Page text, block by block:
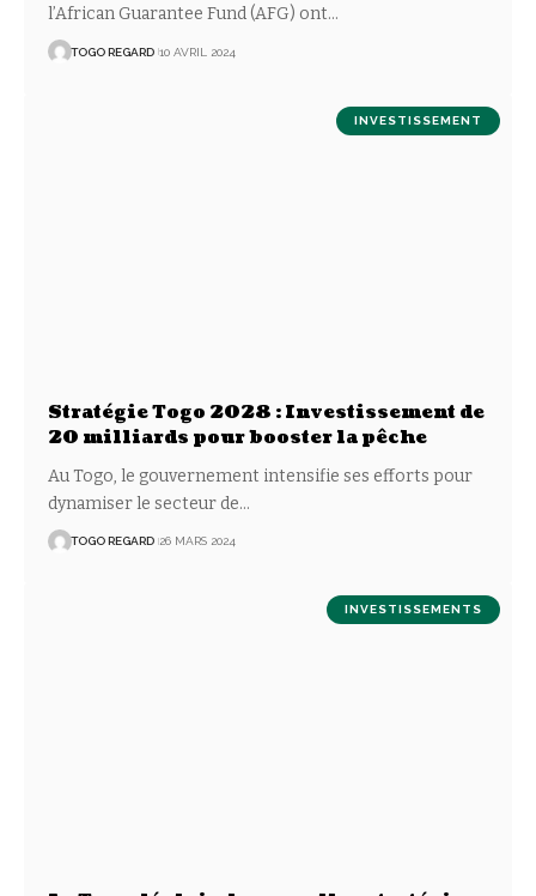
l’African Guarantee Fund (AFG) ont…
TOGO REGARD 10 AVRIL 2024
INVESTISSEMENT
Stratégie Togo 2028 : Investissement de
20 milliards pour booster la pêche
Au Togo, le gouvernement intensifie ses efforts pour
dynamiser le secteur de…
TOGO REGARD 26 MARS 2024
INVESTISSEMENTS